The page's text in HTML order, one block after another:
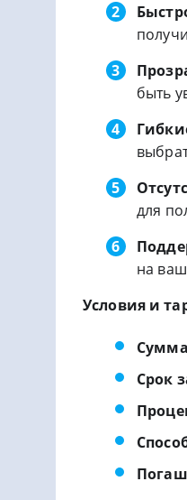
быть
для
на
Условия и
Срок